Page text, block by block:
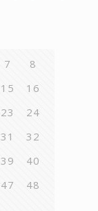
7
8
15
16
23
24
31
32
39
40
47
48